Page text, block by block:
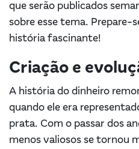
que serão publicados
sobre esse tema. Prepare-
história fascinante!
Criação e
A história do dinheiro
quando ele era
prata. Com o passar dos
menos valiosos se tornou